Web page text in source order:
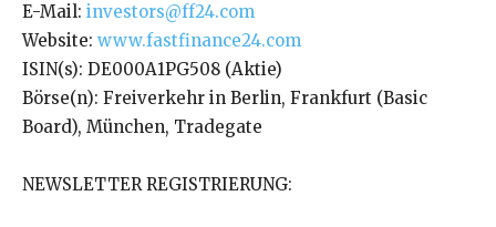
E-Mail: investors@ff24.com
Website: www.fastfinance24.com
ISIN(s): DE000A1PG508 (Aktie)
Börse(n): Freiverkehr in Berlin, Frankfurt (Basic
Board), München, Tradegate
NEWSLETTER REGISTRIERUNG: